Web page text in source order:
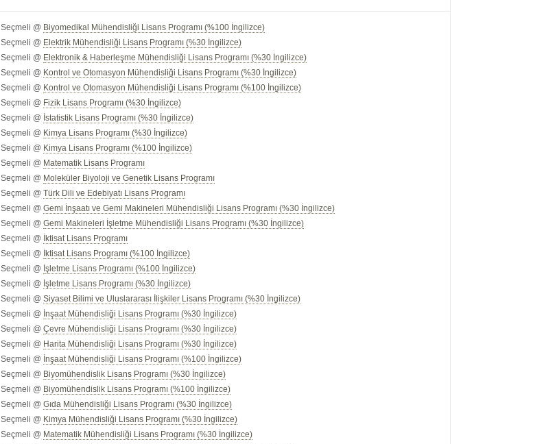
Seçmeli @ Biyomedikal Mühendisliği Lisans Programı (%100 İngilizce)
Seçmeli @ Elektrik Mühendisliği Lisans Programı (%30 İngilizce)
Seçmeli @ Elektronik & Haberleşme Mühendisliği Lisans Programı (%30 İngilizce)
Seçmeli @ Kontrol ve Otomasyon Mühendisliği Lisans Programı (%30 İngilizce)
Seçmeli @ Kontrol ve Otomasyon Mühendisliği Lisans Programı (%100 İngilizce)
Seçmeli @ Fizik Lisans Programı (%30 İngilizce)
Seçmeli @ İstatistik Lisans Programı (%30 İngilizce)
Seçmeli @ Kimya Lisans Programı (%30 İngilizce)
Seçmeli @ Kimya Lisans Programı (%100 İngilizce)
Seçmeli @ Matematik Lisans Programı
Seçmeli @ Moleküler Biyoloji ve Genetik Lisans Programı
Seçmeli @Türk Dili ve Edebiyatı Lisans Programı
Seçmeli @Gemi İnşaatı ve Gemi Makineleri Mühendisliği Lisans Programı (%30 İngilizce)
Seçmeli @Gemi Makineleri İşletme Mühendisliği Lisans Programı (%30 İngilizce)
Seçmeli @
İktisat Lisans Programı
Seçmeli @
İktisat Lisans Programı (%100 İngilizce)
Seçmeli @ İşletme Lisans Programı (%100 İngilizce)
Seçmeli @ İşletme Lisans Programı (%30 İngilizce)
Seçmeli @Siyaset Bilimi ve Uluslararası İlişkiler Lisans Programı (%30 İngilizce)
Seçmeli @ İnşaat Mühendisliği Lisans Programı (%30 İngilizce)
Seçmeli @Çevre Mühendisliği Lisans Programı (%30 İngilizce)
Seçmeli @ Harita Mühendisliği Lisans Programı (%30 İngilizce)
Seçmeli @ İnşaat Mühendisliği Lisans Programı (%100 İngilizce)
Seçmeli @ Biyomühendislik Lisans Programı (%30 İngilizce)
Seçmeli @ Biyomühendislik Lisans Programı (%100 İngilizce)
Seçmeli @Gıda Mühendisliği Lisans Programı (%30 İngilizce)
Seçmeli @ Kimya Mühendisliği Lisans Programı (%30 İngilizce)
Seçmeli @ Matematik Mühendisliği Lisans Programı (%30 İngilizce)